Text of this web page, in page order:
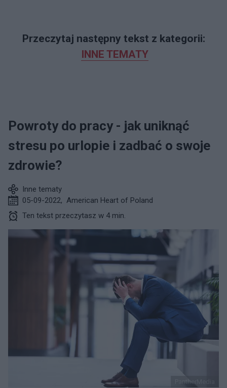
Przeczytaj następny tekst z kategorii:
INNE TEMATY
Powroty do pracy - jak uniknąć
stresu po urlopie i zadbać o swoje
zdrowie?
Inne tematy
05-09-2022, American Heart of Poland
Ten tekst przeczytasz w 4 min.
PantherMedia